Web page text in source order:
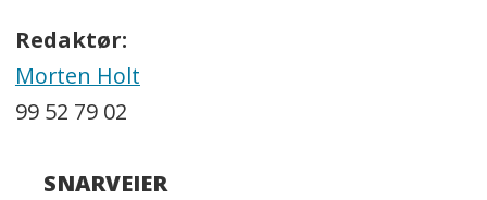
Redaktør:
Morten Holt
99 52 79 02
SNARVEIER